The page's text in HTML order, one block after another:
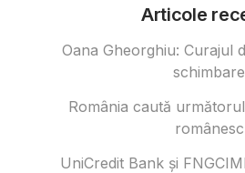
Articole
Oana Gheorghiu: Curajul
schimbare
România caută
românesc
UniCredit Bank și